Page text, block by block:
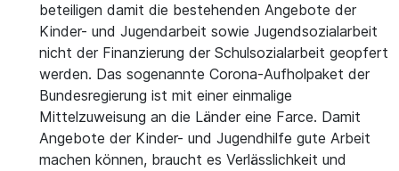
beteiligen damit die bestehenden Angebote der
Kinder- und Jugendarbeit sowie Jugendsozialarbeit
nicht der Finanzierung der Schulsozialarbeit geopfert
werden. Das sogenannte Corona-Aufholpaket der
Bundesregierung ist mit einer einmalige
Mittelzuweisung an die Länder eine Farce. Damit
Angebote der Kinder- und Jugendhilfe gute Arbeit
machen können, braucht es Verlässlichkeit und